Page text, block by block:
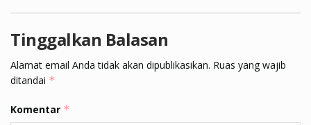
Tinggalkan Balasan
Alamat email Anda tidak akan dipublikasikan. Ruas yang wajib
ditandai *
Komentar *